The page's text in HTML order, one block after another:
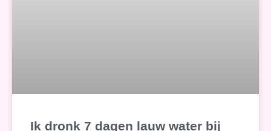
Ik dronk 7 dagen lauw water bij